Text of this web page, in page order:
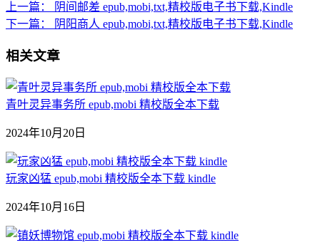
上一篇：
阴间邮差 epub,mobi,txt,精校版电子书下载,Kindle
下一篇：
阴阳商人 epub,mobi,txt,精校版电子书下载,Kindle
相关文章
青叶灵异事务所 epub,mobi 精校版全本下载
2024年10月20日
玩家凶猛 epub,mobi 精校版全本下载 kindle
2024年10月16日